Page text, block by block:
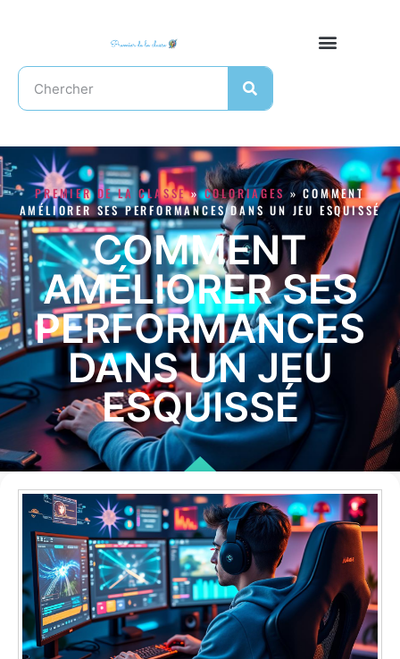
PREMIER DE LA CLASSE»COLORIAGES»COMMENT
AMÉLIORER SES PERFORMANCES DANS UN JEU ESQUISSÉ
COMMENT
AMÉLIORER SES
PERFORMANCES
DANS UN JEU
ESQUISSÉ